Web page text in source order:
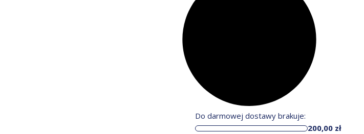
Do darmowej dostawy brakuje:
200,00 zł